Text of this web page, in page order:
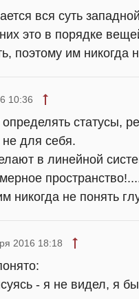
вся суть
это в порядке
поэтому им никогда
10:36
статусы,
не для себя.
в линейной
никогда не понять
2016 18:18
- я не видел, я